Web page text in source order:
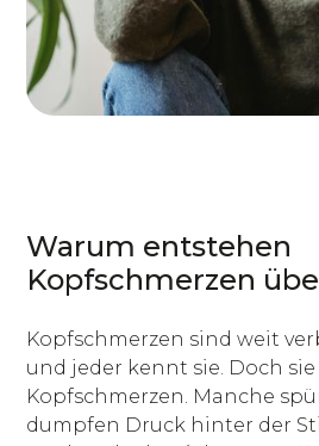
Warum entstehen
Kopfschmerzen
Kopfschmerzen sind weit
und jeder kennt sie. Doch
Kopfschmerzen. Manche
dumpfen Druck hinter der